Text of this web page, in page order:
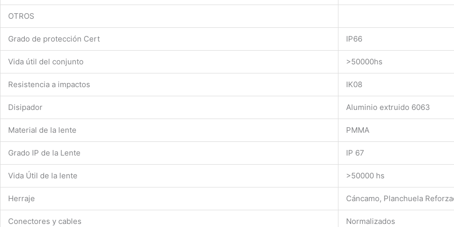
OTROS
Grado de protección Cert IP66
Vida útil del conjunto >50000hs
Resistencia a impactos IK08
Disipador Aluminio extruido 6063
Material de la lente PMMA
Grado IP de la Lente IP 67
Vida Útil de la lente >50000 hs
Herraje Cáncamo, Planchuela
Conectores y cables Normalizados